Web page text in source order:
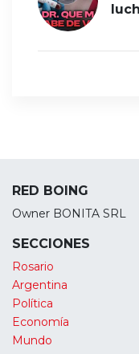
RED BOING
Owner BONITA SRL
SECCIONES
Rosario
Argentina
Política
Economía
Mundo